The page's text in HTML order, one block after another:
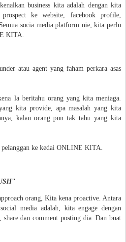
business kita adalah dengan kita
ke website, facebook profile,
socia media platform nie, kita perlu
KITA.
atau agent yang faham perkara asas
la beritahu orang yang kita meniaga.
kita provide, apa masalah yang kita
kalau orang pun tak tahu yang kita
ke kedai ONLINE KITA.
"
orang, Kita kena proactive. Antara
media adalah, kita engage dengan
dan comment posting dia. Dan buat